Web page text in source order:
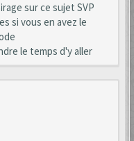
sur ce sujet SVP
si vous en avez le
le temps d'y aller